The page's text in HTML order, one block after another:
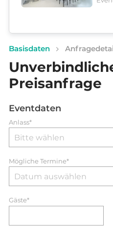
Basisdaten
Preisanfrage
Eventdaten
Anlass*
Mögliche Termine*
Gäste*